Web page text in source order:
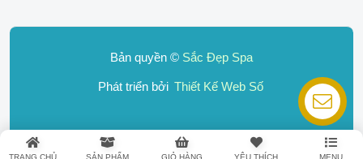
TRANG CHỦ SẢN PHẨM GIỎ HÀNG YÊU THÍCH MENU
Bản quyền © Sắc Đẹp Spa
Phát triển bởi Thiết Kế Web Số